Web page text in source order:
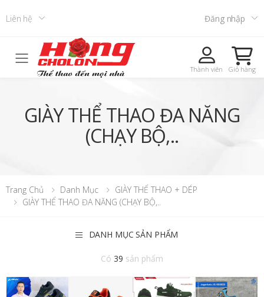
Liên hệ Đăng nhập
Toggle mobile menu Thành viên Giỏ hàng
GIÀY THỂ THAO ĐA NĂNG
(CHẠY BỘ,..
Trang Chủ Danh Mục
GIÀY THỂ THAO + DÉP
GIÀY THỂ THAO ĐA NĂNG (CHẠY BỘ,..
DANH MỤC SẢN PHẨM
Có 39 sản phẩm